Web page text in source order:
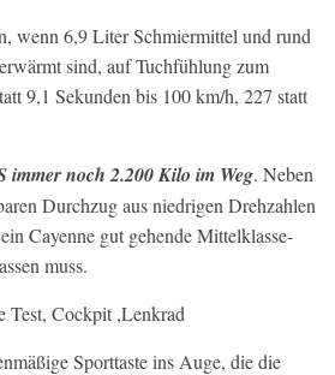
wenn 6,9 Liter Schmiermittel und rund
sind, auf Tuchfühlung zum
9,1 Sekunden bis 100 km/h, 227 statt
immer noch 2.200 Kilo im Weg. Neben
Durchzug aus niedrigen Drehzahlen
Cayenne gut gehende Mittelklasse-
muss.
Sporttaste ins Auge, die die